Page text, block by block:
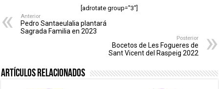
[adrotate group="3"]
Anterior
Pedro Santaeulalia plantará
Sagrada Familia en 2023
Posterior
Bocetos de Les Fogueres de
Sant Vicent del Raspeig 2022
Artículos relacionados